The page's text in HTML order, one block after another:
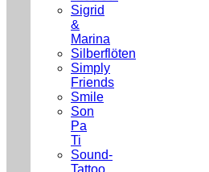
Sigrid
&
Marina
Silberflöten
Simply
Friends
Smile
Son
Pa
Ti
Sound-
Tattoo